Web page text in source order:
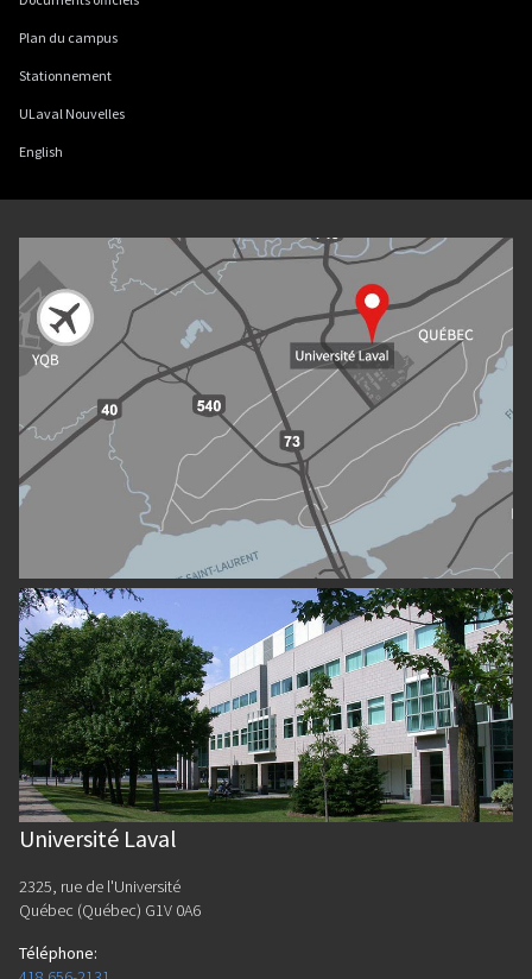
Plan du campus
Stationnement
ULaval Nouvelles
English
Université Laval
2325, rue de l'Université
Québec (Québec) G1V 0A6
Téléphone: